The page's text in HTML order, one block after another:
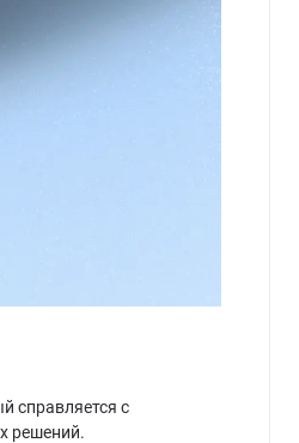
справляется с
решений.